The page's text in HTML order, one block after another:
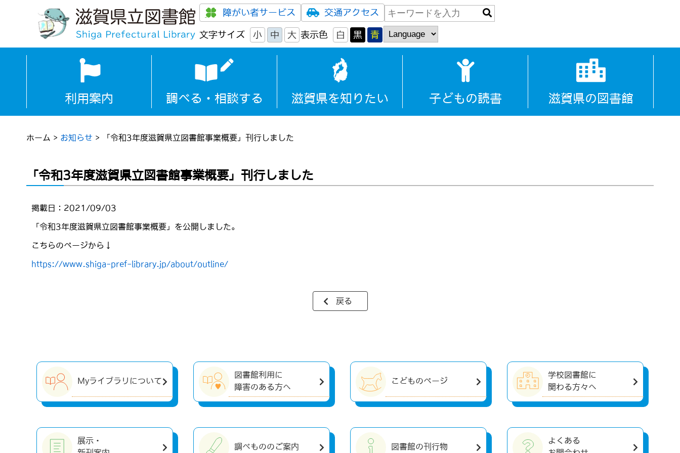
障がい者サービス 交通アクセス
文字サイズ 小 中 大 表示色 白 黒 青
利用案内 調べる・相談する 滋賀県を知りたい 子どもの読書 滋賀県の図書館
ホーム > お知らせ > 「令和3年度滋賀県立図書館事業概要」刊行しました
「令和3年度滋賀県立図書館事業概要」刊行しました
掲載日：2021/09/03
「令和3年度滋賀県立図書館事業概要」を公開しました。
こちらのページから↓
https://www.shiga-pref-library.jp/about/outline/
戻る
Myライブラリについて
図書館利用に
障害のある方へ
こどものページ
学校図書館に
関わる方々へ
展示・
調べもののご案内 図書館の刊行物
よくある